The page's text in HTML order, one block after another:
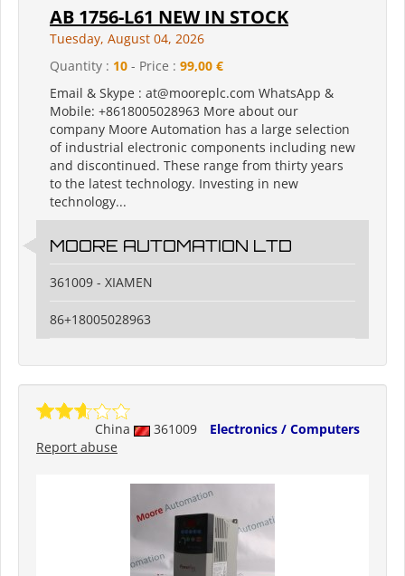
AB 1756-L61 NEW IN STOCK
Tuesday, August 04, 2026
Quantity : 10 - Price : 99,00 €
Email & Skype : at@mooreplc.com WhatsApp &
Mobile: +8618005028963 More about our
company Moore Automation has a large selection
of industrial electronic components including new
and discontinued. These range from thirty years
to the latest technology. Investing in new
technology...
MOORE AUTOMATION LTD
361009 - XIAMEN
86+18005028963
China 361009
Electronics / Computers
Report abuse